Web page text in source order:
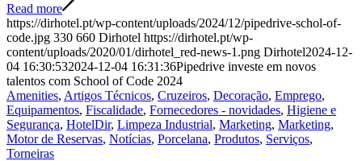
Read more
https://dirhotel.pt/wp-content/uploads/2024/12/pipedrive-schol-of-
code.jpg 330 660 Dirhotel https://dirhotel.pt/wp-
content/uploads/2020/01/dirhotel_red-news-1.png Dirhotel2024-12-
04 16:30:532024-12-04 16:31:36Pipedrive investe em novos
talentos com School of Code 2024
Amenities, Artigos Técnicos, Cruzeiros, Decoração, Emprego,
Equipamentos, Fiscalidade, Fornecedores - novidades, Higiene e
Segurança, HotelDir, Limpeza Industrial, Marketing, Marketing,
Motor de Reservas, Notícias, Porcelana, Produtos, Serviços,
Torneiras